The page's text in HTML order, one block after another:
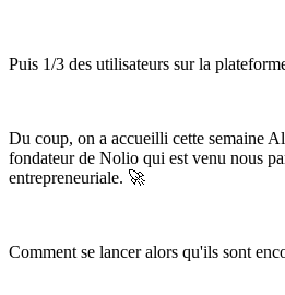
Puis 1/3 des utilisateurs sur la
Du coup, on a accueilli cette semaine
fondateur de Nolio qui est venu nous
entrepreneuriale. 🚀
Comment se lancer alors qu'ils sont